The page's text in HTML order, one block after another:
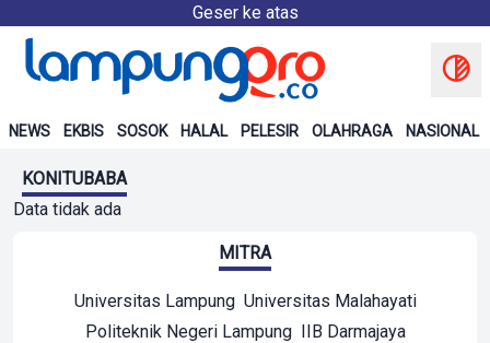
Geser ke atas
NEWS EKBIS SOSOK HALAL PELESIR OLAHRAGA NASIONAL
KONITUBABA
Data tidak ada
MITRA
Universitas Lampung Universitas Malahayati
Politeknik Negeri Lampung IIB Darmajaya